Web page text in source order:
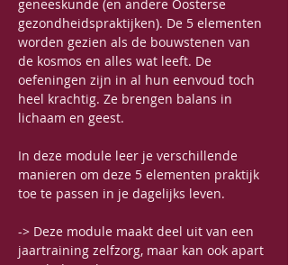
geneeskunde (en andere Oosterse
gezondheidspraktijken). De 5 elementen
worden gezien als de bouwstenen van
de kosmos en alles wat leeft. De
oefeningen zijn in al hun eenvoud toch
heel krachtig. Ze brengen balans in
lichaam en geest.
In deze module leer je verschillende
manieren om deze 5 elementen praktijk
toe te passen in je dagelijks leven.
-> Deze module maakt deel uit van een
jaartraining zelfzorg, maar kan ook apart